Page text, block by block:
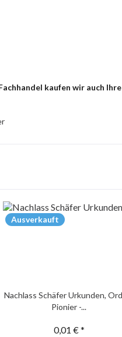
kaufen wir auch
Ausverkauft
Nachlass Schäfer Urkunden,
Pionier -...
0,01 € *